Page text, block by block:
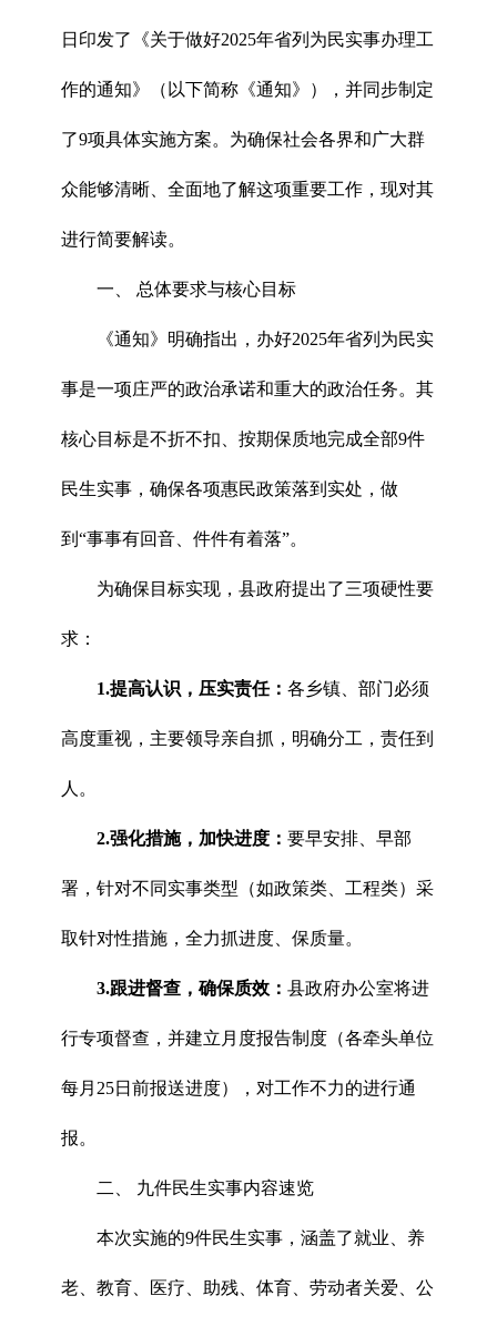
日印发了《关于做好2025年省列为民实事办理工
作的通知》（以下简称《通知》），并同步制定
了9项具体实施方案。为确保社会各界和广大群
众能够清晰、全面地了解这项重要工作，现对其
进行简要解读。
一、 总体要求与核心目标
《通知》明确指出，办好2025年省列为民实
事是一项庄严的政治承诺和重大的政治任务。其
核心目标是不折不扣、按期保质地完成全部9件
民生实事，确保各项惠民政策落到实处，做
到“事事有回音、件件有着落”。
为确保目标实现，县政府提出了三项硬性要
求：
1.提高认识，压实责任： 各乡镇、部门必须
高度重视，主要领导亲自抓，明确分工，责任到
人。
2.强化措施，加快进度： 要早安排、早部
署，针对不同实事类型（如政策类、工程类）采
取针对性措施，全力抓进度、保质量。
3.跟进督查，确保质效： 县政府办公室将进
行专项督查，并建立月度报告制度（各牵头单位
每月25日前报送进度），对工作不力的进行通
报。
二、 九件民生实事内容速览
本次实施的9件民生实事，涵盖了就业、养
老、教育、医疗、助残、体育、劳动者关爱、公